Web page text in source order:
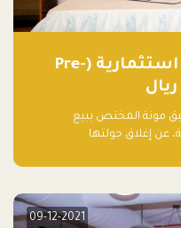
تطبيق مونة يغلق جولة استثمارية (Pre-
مونة المختص ببيع
عن إغلاق جولتها
المحدودة وتسارع القابضة
09-12-2021